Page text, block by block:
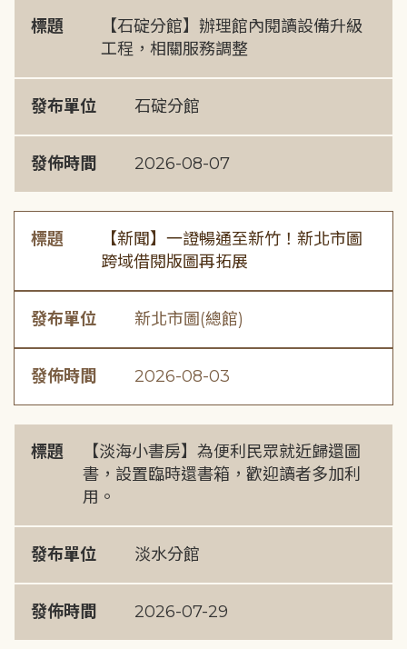
標題
【石碇分館】辦理館內閱讀設備升級
工程，相關服務調整
發布單位 石碇分館
發佈時間 2026-08-07
標題
【新聞】一證暢通至新竹！新北市圖
跨域借閱版圖再拓展
發布單位 新北市圖(總館)
發佈時間 2026-08-03
標題
【淡海小書房】為便利民眾就近歸還圖
書，設置臨時還書箱，歡迎讀者多加利
用。
發布單位 淡水分館
發佈時間 2026-07-29